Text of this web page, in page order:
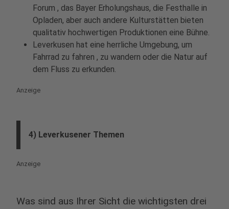
Forum , das Bayer Erholungshaus, die Festhalle in
Opladen, aber auch andere Kulturstätten bieten
qualitativ hochwertigen Produktionen eine Bühne.
Leverkusen hat eine herrliche Umgebung, um
Fahrrad zu fahren , zu wandern oder die Natur auf
dem Fluss zu erkunden.
Anzeige
4) Leverkusener Themen
Anzeige
Was sind aus Ihrer Sicht die wichtigsten drei